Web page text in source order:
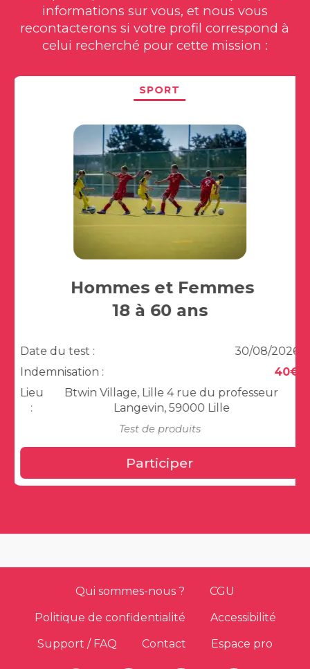
informations sur vous, et nous vous
recontacterons si votre profil correspond à
celui recherché pour cette mission :
SPORT
Hommes et Femmes
18 à 60 ans
Date du test :
30/08/2026
Indemnisation :
40€
Lieu
Btwin Village, Lille 4 rue du professeur
Langevin, 59000 Lille
Test de produits
Participer
Qui sommes-nous ?
CGU
Politique de confidentialité
Accessibilité
Support / FAQ
Contact Espace pro